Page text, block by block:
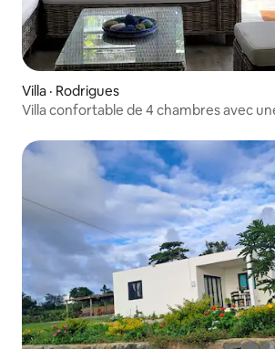
Villa · Rodrigues
Villa confortable de 4 chambres avec